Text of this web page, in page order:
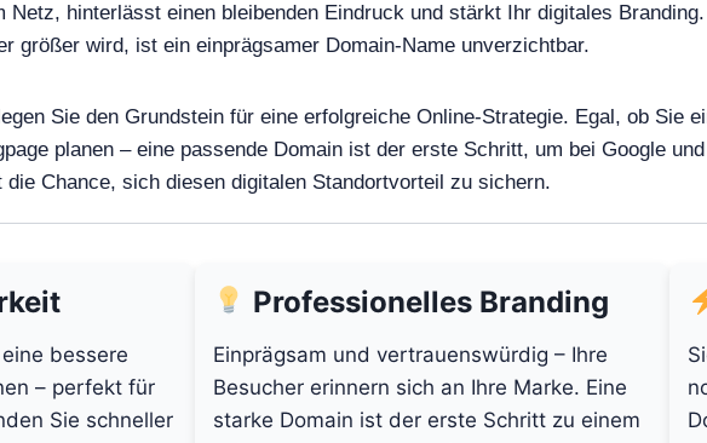
Netz, hinterlässt einen bleibenden Eindruck und stärkt Ihr digitales
größer wird, ist ein einprägsamer Domain-Name unverzichtbar.
Sie den Grundstein für eine erfolgreiche Online-Strategie. Egal, ob Sie
planen – eine passende Domain ist der erste Schritt, um bei Google
Chance, sich diesen digitalen Standortvorteil zu sichern.
bessere
– perfekt für
Sie schneller
Professionelles Branding
Einprägsam und vertrauenswürdig – Ihre
Besucher erinnern sich an Ihre Marke. Eine
starke Domain ist der erste Schritt zu einem